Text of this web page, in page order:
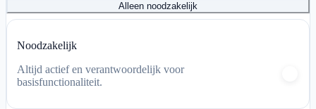
Alleen noodzakelijk
Noodzakelijk
Altijd actief en verantwoordelijk voor
basisfunctionaliteit.
Mijn account
Winkelwagen